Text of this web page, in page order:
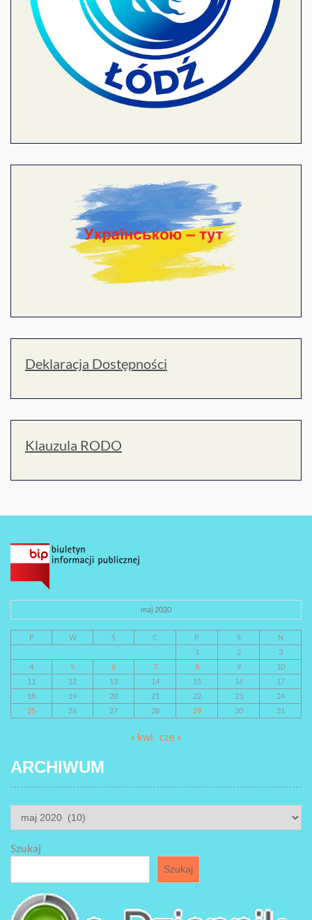
Deklaracja Dostępności
Klauzula RODO
maj 2020
P W Ś C P S
N
1
2
3
4
5 6 7 8 9
10
11
12 13 14 15 16
17
18
19 20 21 22 23
24
25
26 27 28 29 30 31
« kwi cze »
ARCHIWUM
ARCHIWUM
Szukaj
Szukaj